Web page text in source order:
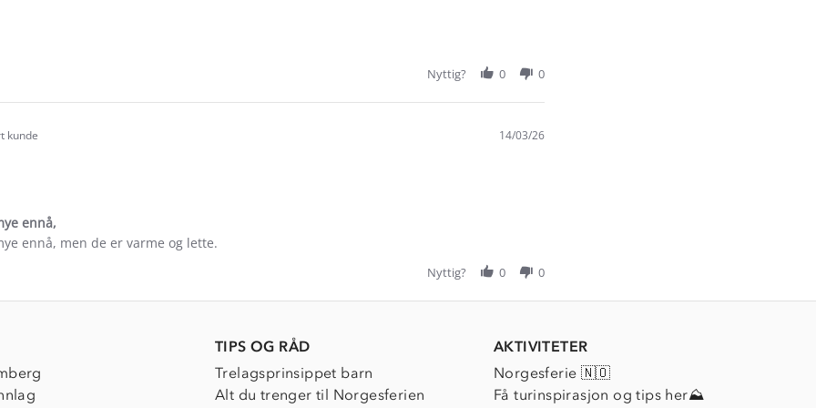
Nyttig? 0 0
kunde 14/03/26
ennå,
ennå, men de er varme og lette.
Nyttig? 0 0
TIPS OG RÅD
Trelagsprinsippet barn
Alt du trenger til Norgesferien
AKTIVITETER
Norgesferie 🇳🇴
Få turinspirasjon og tips her⛰